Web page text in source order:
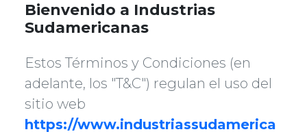
Bienvenido a Industrias
Sudamericanas
Estos Términos y Condiciones (en
adelante, los "T&C") regulan el uso del
sitio web
https://www.industriassudamerica